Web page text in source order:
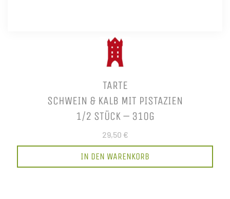
TARTE
SCHWEIN & KALB MIT PISTAZIEN
1/2 STÜCK – 310G
29,50 €
IN DEN WARENKORB